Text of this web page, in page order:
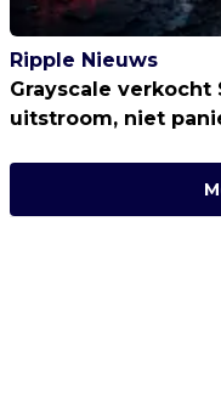
Ripple Nieuws
Grayscale verkocht
uitstroom, niet